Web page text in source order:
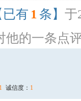
已有 1 条】 于
他的一条点
1 诚信度： 1